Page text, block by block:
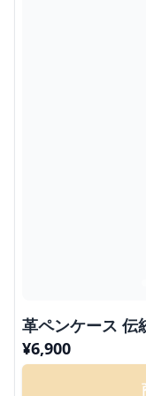
革ペンケース 伝
¥6,900